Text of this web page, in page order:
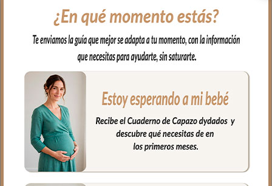
con seguridad.
El exterior en tejido piqué de algodón
Valencia Gris de tacto muy agradable,
con una textura suave y un acabado
natural que aporta confort y calidez. Con
cierre de cremallera perimetral, que
garantiza el cierre total y la protección de
cada documento. Interior impermeable
con compartimentos organizados;
agenda y bolígrafo incluidos, un tamaño